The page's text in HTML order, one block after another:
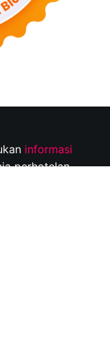
informasi
perhotelan,